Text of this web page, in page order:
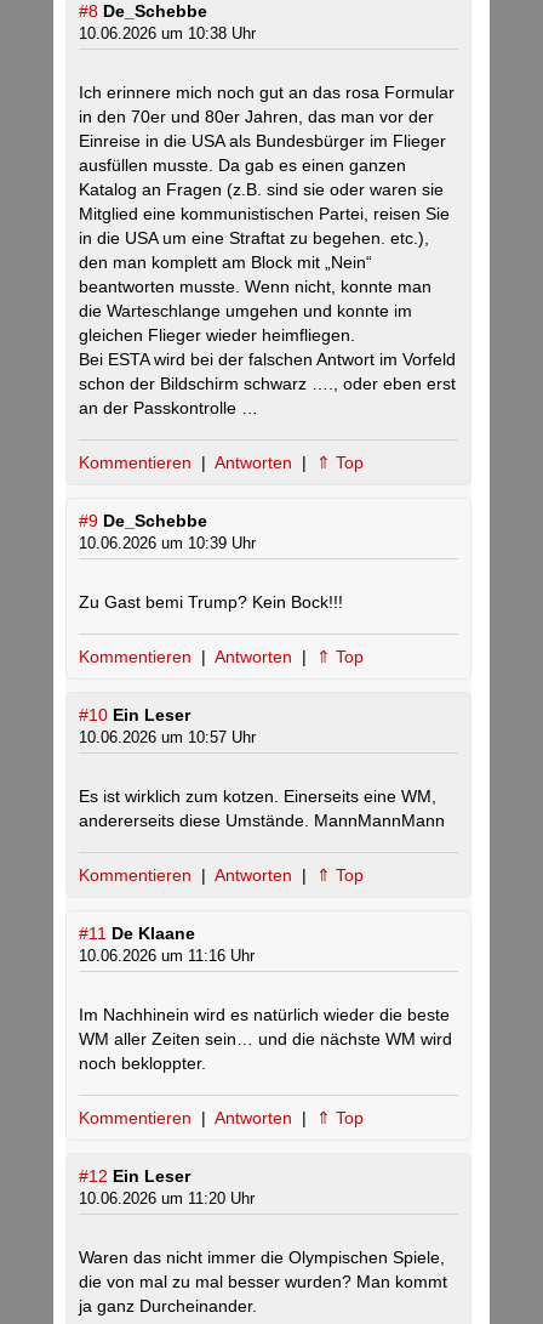
#8 De_Schebbe
10.06.2026 um 10:38 Uhr
Ich erinnere mich noch gut an das rosa Formular
in den 70er und 80er Jahren, das man vor der
Einreise in die USA als Bundesbürger im Flieger
ausfüllen musste. Da gab es einen ganzen
Katalog an Fragen (z.B. sind sie oder waren sie
Mitglied eine kommunistischen Partei, reisen Sie
in die USA um eine Straftat zu begehen. etc.),
den man komplett am Block mit „Nein“
beantworten musste. Wenn nicht, konnte man
die Warteschlange umgehen und konnte im
gleichen Flieger wieder heimfliegen.
Bei ESTA wird bei der falschen Antwort im Vorfeld
schon der Bildschirm schwarz …., oder eben erst
an der Passkontrolle …
Kommentieren | Antworten | ⇑ Top
#9 De_Schebbe
10.06.2026 um 10:39 Uhr
Zu Gast bemi Trump? Kein Bock!!!
Kommentieren | Antworten | ⇑ Top
#10 Ein Leser
10.06.2026 um 10:57 Uhr
Es ist wirklich zum kotzen. Einerseits eine WM,
andererseits diese Umstände. MannMannMann
Kommentieren | Antworten | ⇑ Top
#11 De Klaane
10.06.2026 um 11:16 Uhr
Im Nachhinein wird es natürlich wieder die beste
WM aller Zeiten sein… und die nächste WM wird
noch bekloppter.
Kommentieren | Antworten | ⇑ Top
#12 Ein Leser
10.06.2026 um 11:20 Uhr
Waren das nicht immer die Olympischen Spiele,
die von mal zu mal besser wurden? Man kommt
ja ganz Durcheinander.